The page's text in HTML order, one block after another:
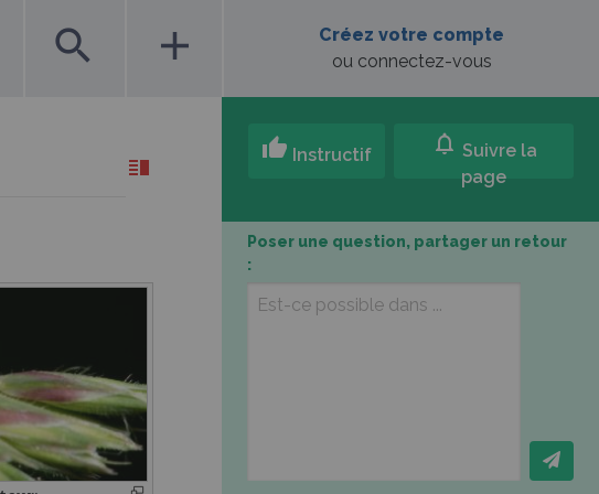
search add
Créez votre compte
ou connectez-vous
thumb_up Instructif notifications Suivre la
page
Poser une question, partager un retour
: